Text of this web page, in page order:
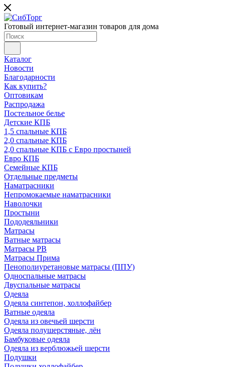
Готовый интернет-магазин товаров для дома
Каталог
Новости
Благодарности
Как купить?
Оптовикам
Распродажа
Постельное белье
Детские КПБ
1,5 спальные КПБ
2,0 спальные КПБ
2,0 спальные КПБ с Евро простыней
Евро КПБ
Семейные КПБ
Отдельные предметы
Наматрасники
Непромокаемые наматрасники
Наволочки
Простыни
Пододеяльники
Матрасы
Ватные матрасы
Матрасы РВ
Матрасы Прима
Пенополиуретановые матрасы (ППУ)
Односпальные матрасы
Двуспальные матрасы
Одеяла
Одеяла синтепон, холлофайбер
Ватные одеяла
Одеяла из овечьей шерсти
Одеяла полушерстяные, лён
Бамбуковые одеяла
Одеяла из верблюжьей шерсти
Подушки